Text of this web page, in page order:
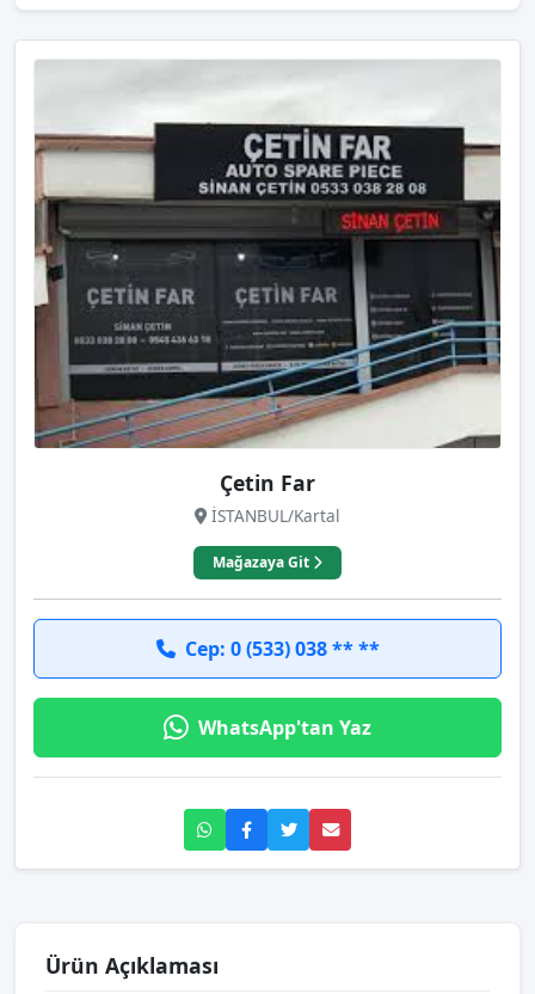
Çetin Far
İSTANBUL/Kartal
Mağazaya Git
Cep: 0 (533) 038 ** **
WhatsApp'tan Yaz
Ürün Açıklaması